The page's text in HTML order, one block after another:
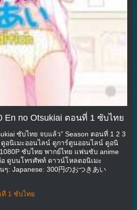
En no Otsukiai ตอนที่ 1 ซับไทย
ซับไทย จบแล้ว” Season ตอนที่ 1 2 3
อนิเมะออนไลน์ ดูการ์ตูนออนไลน์ ดูอนิ
ซับไทย พากย์ไทย แฟนซับ anime
ดูบนโทรศัพท์ ดาวน์โหลดอนิเมะ
: Japanese: 300円のおつきあい
ที่ 1 ซับไทย